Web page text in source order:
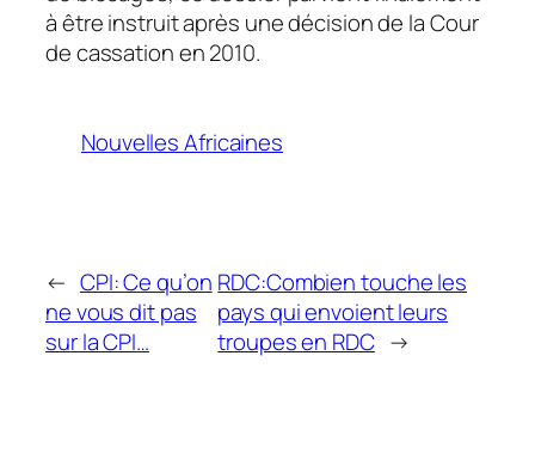
à être instruit après une décision de la Cour
de cassation en 2010.
Nouvelles Africaines
← CPI: Ce qu’on
ne vous dit pas
sur la CPI…
RDC:Combien touche les
pays qui envoient leurs
troupes en RDC →